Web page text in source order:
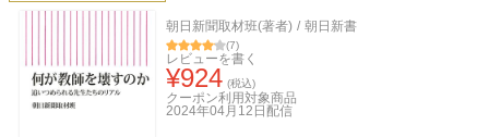
朝日新聞取材班(著者) / 朝日新書
(7)
レビューを書く
¥924 (税込)
クーポン利用対象商品
2024年04月12日 配信